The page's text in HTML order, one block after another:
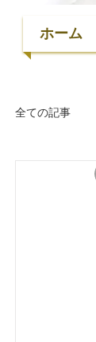
ホーム
全ての記事